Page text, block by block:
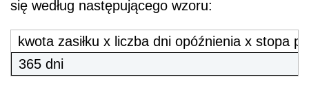
się według następującego wzoru:
kwota zasiłku x liczba dni opóźnienia x stopa
365 dni